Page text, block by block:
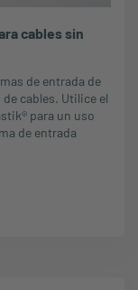
cables sin
de entrada de
cables. Utilice el
para un uso
de entrada